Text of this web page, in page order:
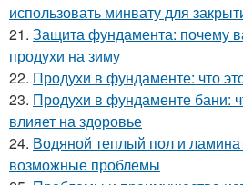
использовать минвату для
21. Защита фундамента: почему
продухи на зиму
22. Продухи в фундаменте: что
23. Продухи в фундаменте бани:
влияет на здоровье
24. Водяной теплый пол и
возможные проблемы